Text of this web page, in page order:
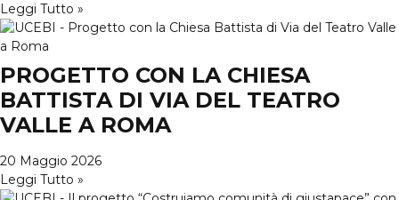
Leggi Tutto »
PROGETTO CON LA CHIESA
BATTISTA DI VIA DEL TEATRO
VALLE A ROMA
20 Maggio 2026
Leggi Tutto »